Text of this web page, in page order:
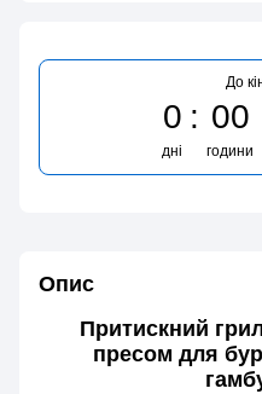
До
0
дні
00
години
Опис
Притискний
пресом для